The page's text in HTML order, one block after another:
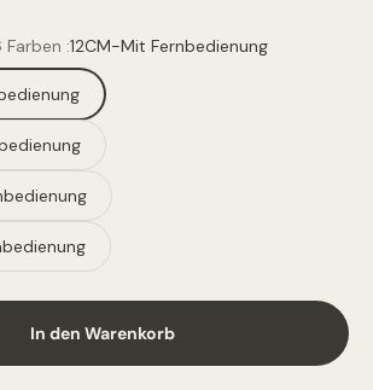
Farben :12CM-Mit Fernbedienung
In den Warenkorb